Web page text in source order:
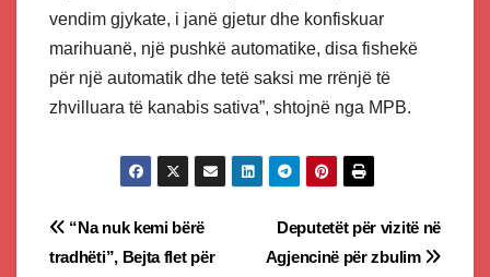
vendim gjykate, i janë gjetur dhe konfiskuar
marihuanë, një pushkë automatike, disa fishekë
për një automatik dhe tetë saksi me rrënjë të
zhvilluara të kanabis sativa”, shtojnë nga MPB.
Post
Deputetët për vizitë në
Agjencinë për zbulim
“Na nuk kemi bërë
tradhëti”, Bejta flet për